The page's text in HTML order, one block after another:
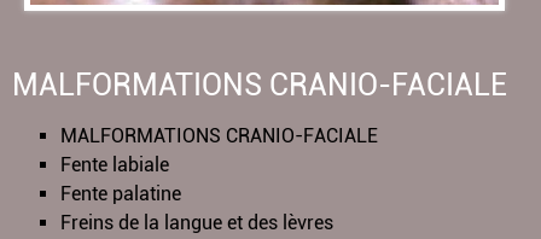
MALFORMATIONS CRANIO-FACIALE
MALFORMATIONS CRANIO-FACIALE
Fente labiale
Fente palatine
Freins de la langue et des lèvres